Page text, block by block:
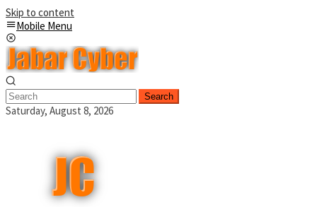
Skip to content
Mobile Menu
Search
Saturday, August 8, 2026